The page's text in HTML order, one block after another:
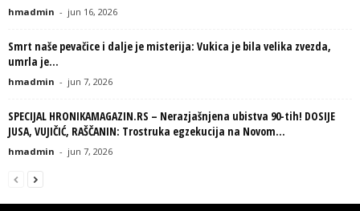
hmadmin - jun 16, 2026
Smrt naše pevačice i dalje je misterija: Vukica je bila velika zvezda,
umrla je...
hmadmin - jun 7, 2026
SPECIJAL HRONIKAMAGAZIN.RS – Nerazjašnjena ubistva 90-tih! DOSIJE
JUSA, VUJIČIĆ, RAŠČANIN: Trostruka egzekucija na Novom...
hmadmin - jun 7, 2026